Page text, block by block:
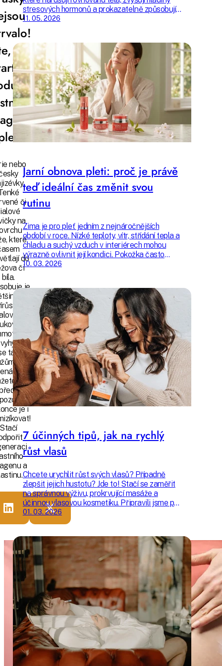
jak
nebo
či
na
které
do
či
bíla.
je
či
tak
ani
jim
–
–
je i
Stačí
a
stresových hormonů a prokazatelně způsobují
nadměrné vypadání vlasů. Zkontrolujte si, zda
jim nejste vystaveni také.
11. 05. 2026
Jarní obnova pleti: proč je právě
teď ideální čas změnit svou
rutinu
Zima je pro pleť jedním z nejnáročnějších
období v roce. Nízké teploty, vítr, střídání tepla a
chladu a suchý vzduch v interiérech mohou
výrazně ovlivnit její kondici. Pokožka často
ztrácí přirozenou hydrataci, její ochranná
bariéra se oslabuje a pleť může působit
unaveně, mdlě nebo citlivěji než obvykle.
10. 03. 2026
7 účinných tipů, jak na rychlý
růst vlasů
Chcete urychlit růst svých vlasů? Případně
zlepšit jejich hustotu? Jde to! Stačí se zaměřit
na správnou výživu, prokrvující masáže a
účinnou vlasovou kosmetiku. Připravili jsme pro
vás 7 vyzkoušených tipů, které dokáží urychlit
růst vlasů – aniž by vás to stálo moc času či
zařadíte, tím rychleji se můžete těšit na
výsledek.
01. 03. 2026